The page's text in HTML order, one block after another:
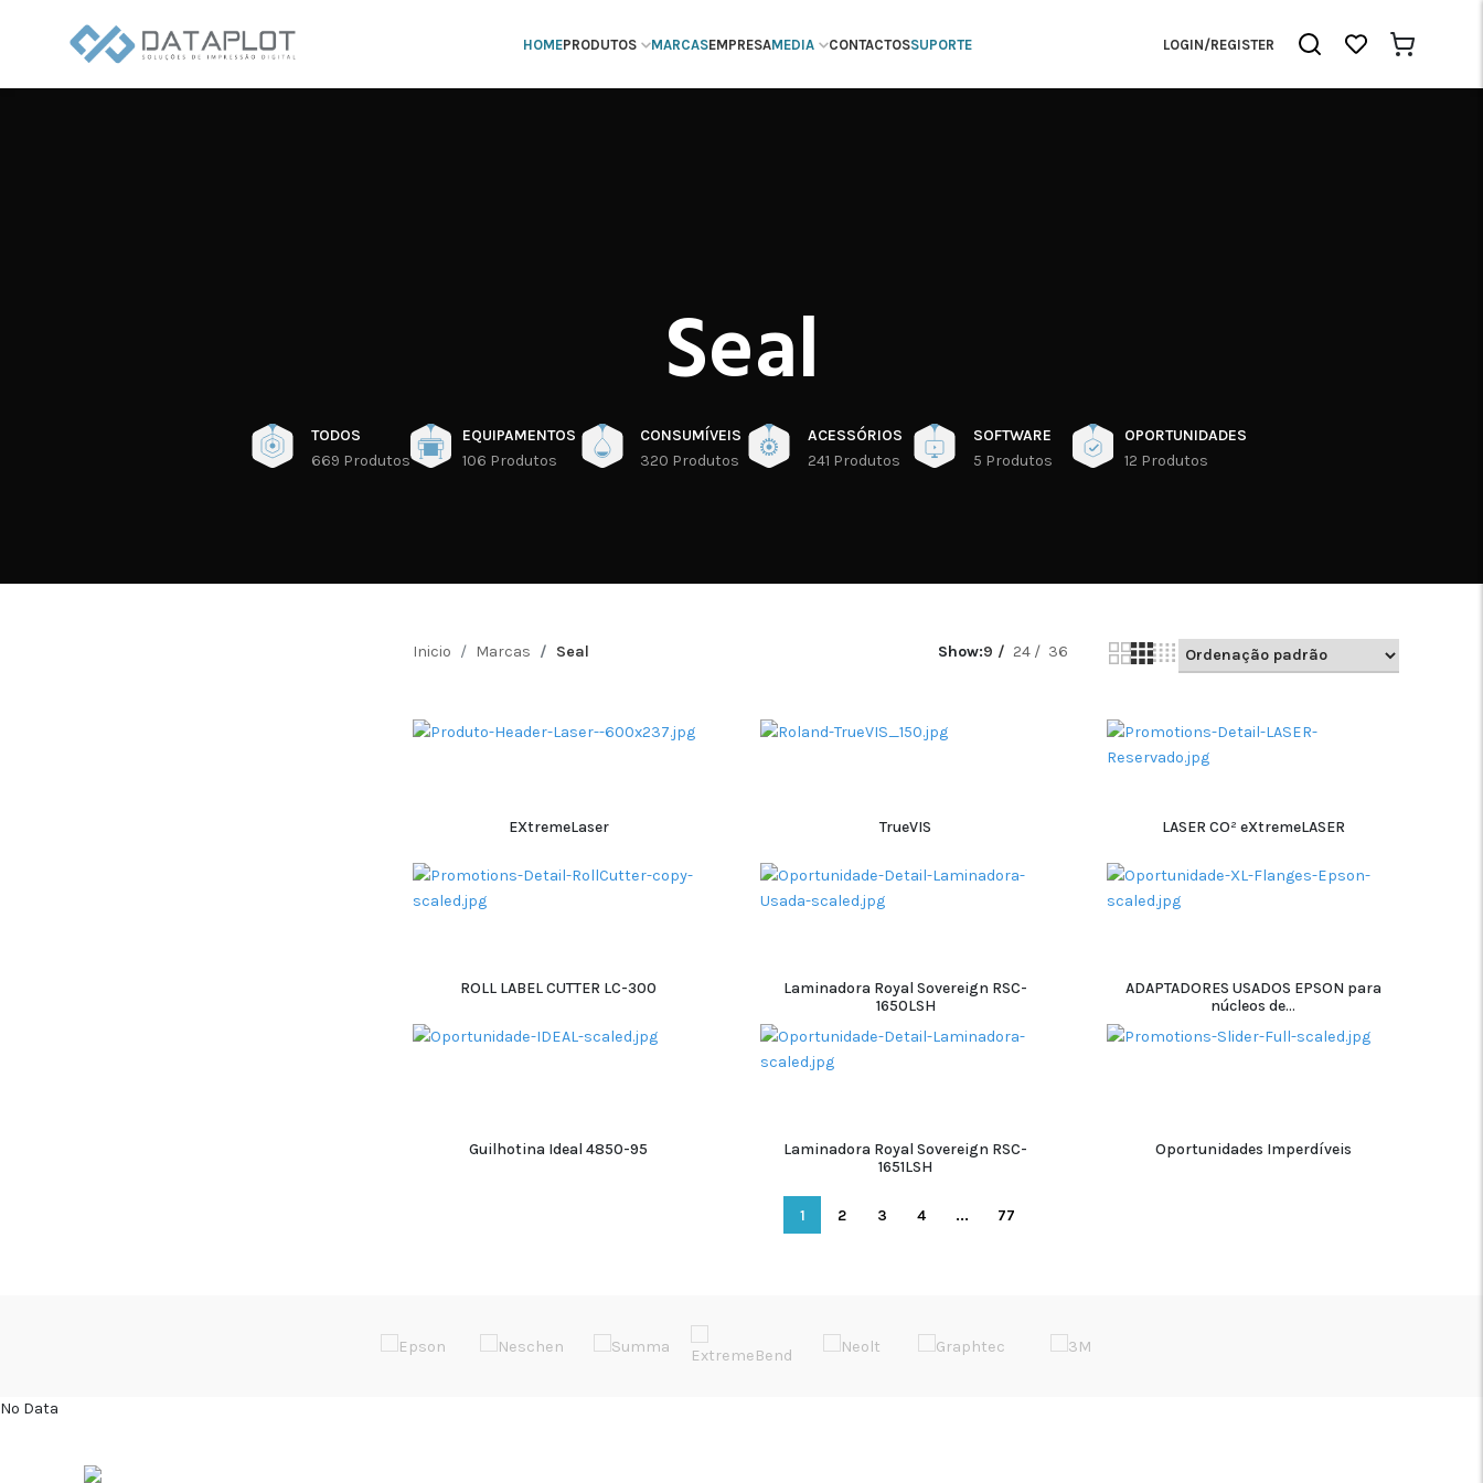
HOMEPRODUTOS MARCASEMPRESAMEDIA CONTACTOSSUPORTE LOGIN/REGISTER
Seal
TODOS
669 Produtos
EQUIPAMENTOS
106 Produtos
CONSUMÍVEIS
320 Produtos
ACESSÓRIOS
241 Produtos
SOFTWARE
5 Produtos
OPORTUNIDADES
12 Produtos
Inicio Marcas Seal Show:9 24 36
ADICIONAR
EXtremeLaser
ADICIONAR
TrueVIS
ADICIONAR
LASER CO² eXtremeLASER
ADICIONAR
ROLL LABEL CUTTER LC-300
ADICIONAR
Laminadora Royal Sovereign RSC-
1650LSH
ADICIONAR
ADAPTADORES USADOS EPSON para
núcleos de...
Guilhotina Ideal 4850-95
Laminadora Royal Sovereign RSC-
1651LSH
Oportunidades Imperdíveis
1 2 3 4 ... 77
No Data